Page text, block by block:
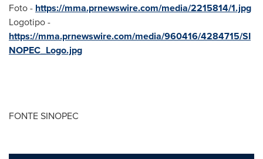
Foto - https://mma.prnewswire.com/media/2215814/1.jpg
Logotipo -
https://mma.prnewswire.com/media/960416/4284715/SI
NOPEC_Logo.jpg
FONTE SINOPEC